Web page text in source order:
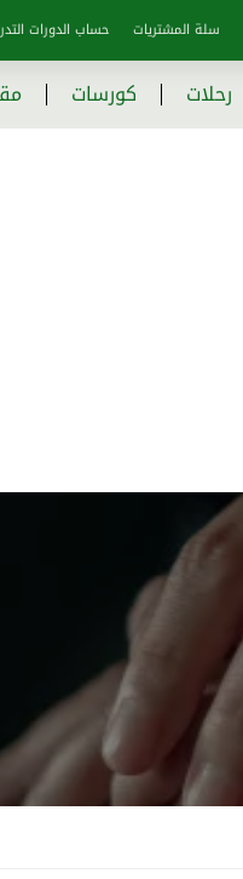
سلة المشتريات حساب الدورات
رحلات كورسات